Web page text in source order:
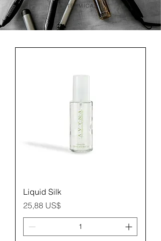
TÉRMICAS
Liquid Silk
Precio
25,88 US$